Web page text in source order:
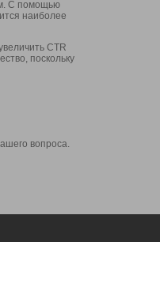
С помощью
наиболее
CTR
поскольку
вопроса.